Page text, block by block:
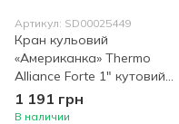
Артикул: SD00025449
Кран кульовий
«Американка» Thermo
Alliance Forte 1" кутовий
SF221W25
1 191 грн
В наличии